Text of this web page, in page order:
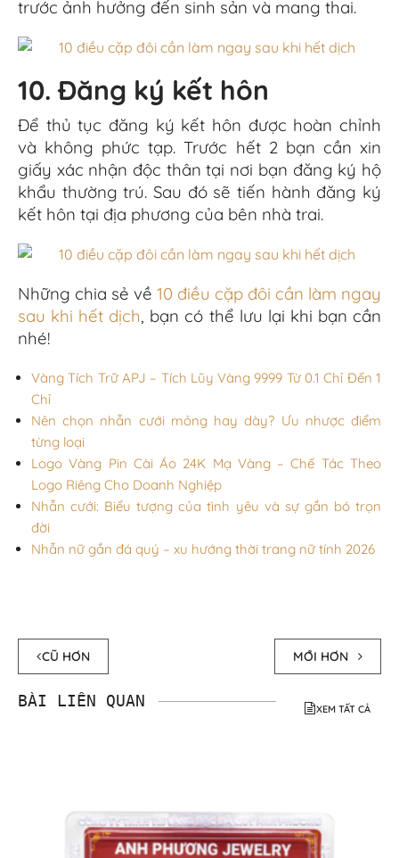
trước ảnh hưởng đến sinh sản và mang thai.
10. Đăng ký kết hôn
Để thủ tục đăng ký kết hôn được hoàn chỉnh
và không phức tạp. Trước hết 2 bạn cần xin
giấy xác nhận độc thân tại nơi bạn đăng ký hộ
khẩu thường trú. Sau đó sẽ tiến hành đăng ký
kết hôn tại địa phương của bên nhà trai.
Những chia sẻ về 10 điều cặp đôi cần làm ngay
sau khi hết dịch, bạn có thể lưu lại khi bạn cần
nhé!
Vàng Tích Trữ APJ – Tích Lũy Vàng 9999 Từ 0.1 Chỉ Đến 1
Chỉ
Nên chọn nhẫn cưới mỏng hay dày? Ưu nhược điểm
từng loại
Logo Vàng Pin Cài Áo 24K Mạ Vàng – Chế Tác Theo
Logo Riêng Cho Doanh Nghiệp
Nhẫn cưới: Biểu tượng của tình yêu và sự gắn bó trọn
đời
Nhẫn nữ gắn đá quý – xu hướng thời trang nữ tính 2026
CŨ HƠN MỚI HƠN
XEM TẤT CẢ
BÀI LIÊN QUAN